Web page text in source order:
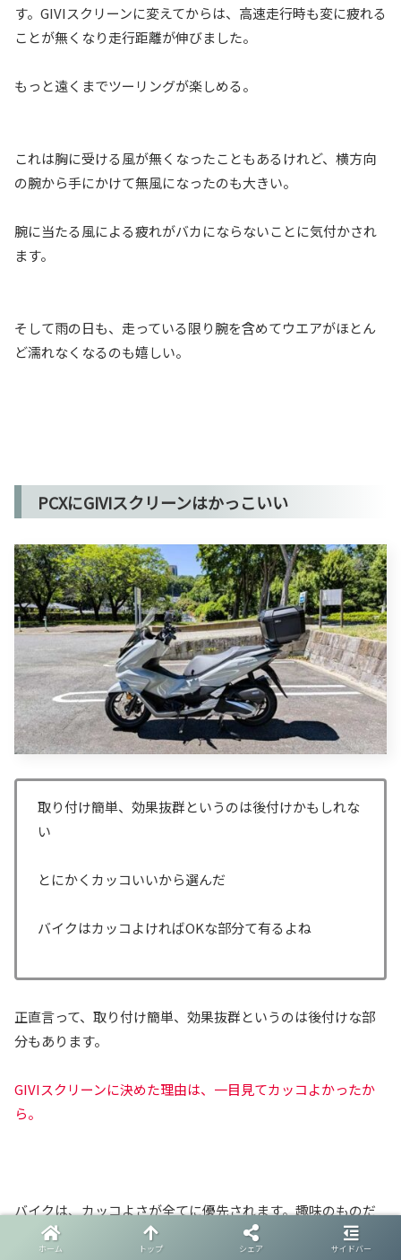
す。GIVIスクリーンに変えてからは、高速走行時も変に疲れる
ことが無くなり走行距離が伸びました。
もっと遠くまでツーリングが楽しめる。
これは胸に受ける風が無くなったこともあるけれど、横方向
の腕から手にかけて無風になったのも大きい。
腕に当たる風による疲れがバカにならないことに気付かされ
ます。
そして雨の日も、走っている限り腕を含めてウエアがほとん
ど濡れなくなるのも嬉しい。
PCXにGIVIスクリーンはかっこいい
取り付け簡単、効果抜群というのは後付けかもしれな
い
とにかくカッコいいから選んだ
バイクはカッコよければOKな部分て有るよね
正直言って、取り付け簡単、効果抜群というのは後付けな部
分もあります。
GIVIスクリーンに決めた理由は、一目見てカッコよかったか
ら。
バイクは、カッコよさが全てに優先されます。趣味のものだ
から、効率とかコスパとかオーバースペックとかは二の次三
ホーム トップ シェア サイドバー